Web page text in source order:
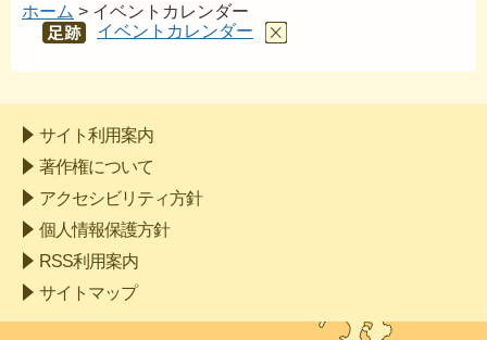
ホーム > イベントカレンダー
あし
イベントカレンダー
サイト利用案内
著作権について
アクセシビリティ方針
個人情報保護方針
RSS利用案内
サイトマップ